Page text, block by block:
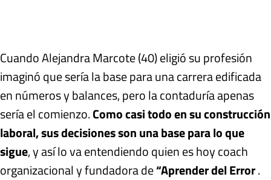
Cuando Alejandra Marcote (40) eligió su profesión
imaginó que sería la base para una carrera edificada
en números y balances, pero la contaduría apenas
sería el comienzo.Como casi todo en su construcción
laboral, sus decisiones son una base para lo que
sigue, y así lo va entendiendo quien es hoy coach
organizacional y fundadora de“Aprender del Error.